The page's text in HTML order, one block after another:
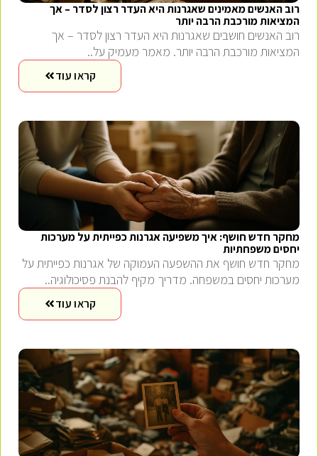
רוב האנשים מאמינים שאגרנות היא העדר רצון לסדר – אך
המציאות מורכבת הרבה יותר
רוב האנשים חושבים שאגרנות היא העדר רצון לסדר – אך
המציאות מורכבת הרבה יותר. מאמר מעמיק על..
קראו עוד
מחקר חדש חושף: איך משפיעה אגרנות כפייתית על מערכות
יחסים משפחתיות
מחקר חדש חושף את ההשפעה העמוקה של אגרנות כפייתית על
מערכות יחסים במשפחה. מדריך מקיף להבנת פסיכולוגיה..
קראו עוד